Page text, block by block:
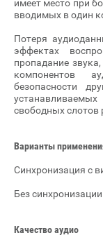
имеет место при
вводимых в один
Потеря
эффектах
пропадание
компонентов
безопасности
свободных слотов
Варианты
Синхронизация с
Без
Качество аудио